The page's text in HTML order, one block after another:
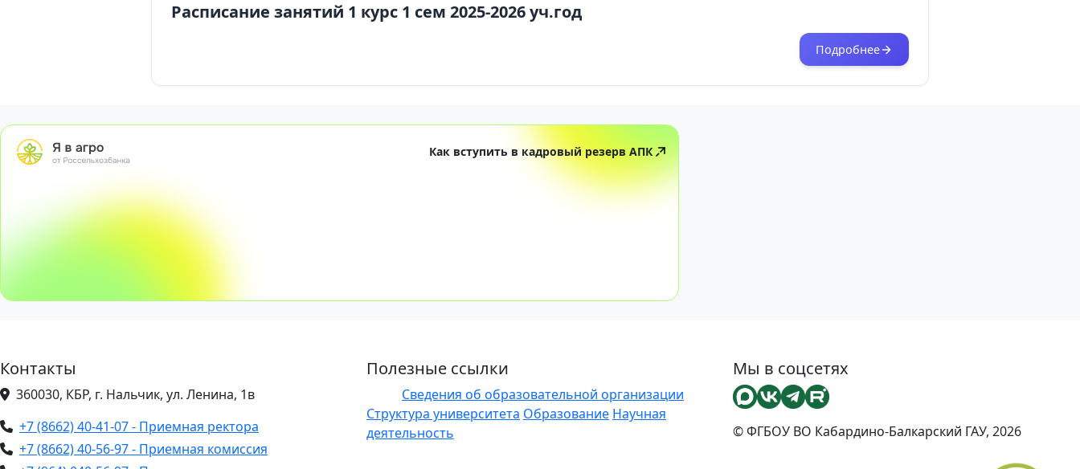
Расписание занятий 1 курс 1 сем 2025-2026 уч.год
Подробнее
Как вступить в кадровый резерв АПК
Контакты
360030, КБР, г. Нальчик, ул. Ленина, 1в
+7 (8662) 40-41-07 - Приемная ректора
+7 (8662) 40-56-97 - Приемная комиссия
Полезные ссылки
Сведения об образовательной организации
Структура университета Образование Научная
деятельность
Мы в соцсетях
© ФГБОУ ВО Кабардино-Балкарский ГАУ, 2026